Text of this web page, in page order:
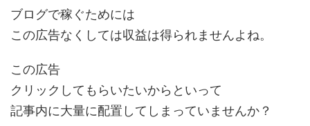
ブログで稼ぐためには
この広告なくしては収益は得られませんよね。
この広告
クリックしてもらいたいからといって
記事内に大量に配置してしまっていませんか？